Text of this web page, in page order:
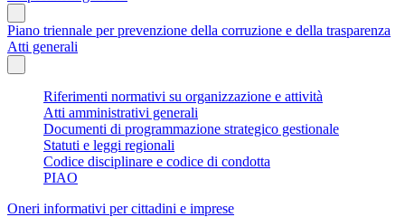
Piano triennale per prevenzione della corruzione e della trasparenza
Atti generali
Riferimenti normativi su organizzazione e attività
Atti amministrativi generali
Documenti di programmazione strategico gestionale
Statuti e leggi regionali
Codice disciplinare e codice di condotta
PIAO
Oneri informativi per cittadini e imprese